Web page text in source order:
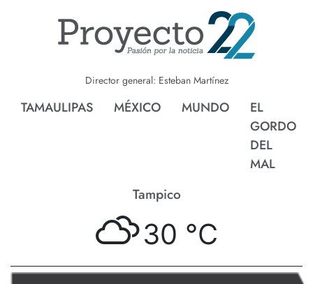
Director general: Esteban Martínez
TAMAULIPAS MÉXICO MUNDO
EL
GORDO
DEL
MAL
Tampico
30 °C